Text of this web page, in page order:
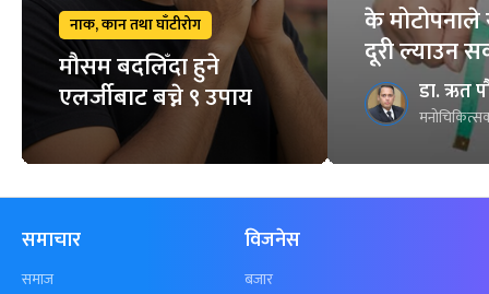
नाक, कान तथा घाँटीरोग
मौसम बदलिँदा हुने
एलर्जीबाट बच्ने ९ उपाय
के मोटोपनाले
दूरी ल्याउन
डा. ऋत
समाचार
समाज
विजनेस
बजार